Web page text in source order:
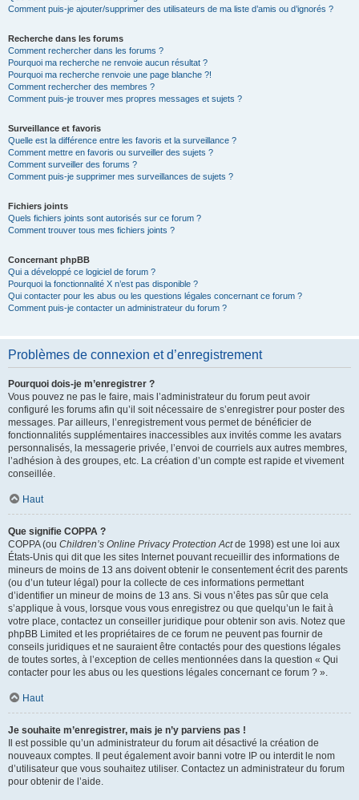
Comment puis-je ajouter/supprimer des utilisateurs de ma liste d’amis ou d’ignorés ?
Recherche dans les forums
Comment rechercher dans les forums ?
Pourquoi ma recherche ne renvoie aucun résultat ?
Pourquoi ma recherche renvoie une page blanche ?!
Comment rechercher des membres ?
Comment puis-je trouver mes propres messages et sujets ?
Surveillance et favoris
Quelle est la différence entre les favoris et la surveillance ?
Comment mettre en favoris ou surveiller des sujets ?
Comment surveiller des forums ?
Comment puis-je supprimer mes surveillances de sujets ?
Fichiers joints
Quels fichiers joints sont autorisés sur ce forum ?
Comment trouver tous mes fichiers joints ?
Concernant phpBB
Qui a développé ce logiciel de forum ?
Pourquoi la fonctionnalité X n’est pas disponible ?
Qui contacter pour les abus ou les questions légales concernant ce forum ?
Comment puis-je contacter un administrateur du forum ?
Problèmes de connexion et d’enregistrement
Pourquoi dois-je m’enregistrer ?
Vous pouvez ne pas le faire, mais l’administrateur du forum peut avoir
configuré les forums afin qu’il soit nécessaire de s’enregistrer pour poster des
messages. Par ailleurs, l’enregistrement vous permet de bénéficier de
fonctionnalités supplémentaires inaccessibles aux invités comme les avatars
personnalisés, la messagerie privée, l’envoi de courriels aux autres membres,
l’adhésion à des groupes, etc. La création d’un compte est rapide et vivement
conseillée.
Haut
Que signifie COPPA ?
COPPA (ou Children’s Online Privacy Protection Actde 1998) est une loi aux
États-Unis qui dit que les sites Internet pouvant recueillir des informations de
mineurs de moins de 13 ans doivent obtenir le consentement écrit des parents
(ou d’un tuteur légal) pour la collecte de ces informations permettant
d’identifier un mineur de moins de 13 ans. Si vous n’êtes pas sûr que cela
s’applique à vous, lorsque vous vous enregistrez ou que quelqu’un le fait à
votre place, contactez un conseiller juridique pour obtenir son avis. Notez que
phpBB Limited et les propriétaires de ce forum ne peuvent pas fournir de
conseils juridiques et ne sauraient être contactés pour des questions légales
de toutes sortes, à l’exception de celles mentionnées dans la question « Qui
contacter pour les abus ou les questions légales concernant ce forum ? ».
Haut
Je souhaite m’enregistrer, mais je n’y parviens pas !
Il est possible qu’un administrateur du forum ait désactivé la création de
nouveaux comptes. Il peut également avoir banni votre IP ou interdit le nom
d’utilisateur que vous souhaitez utiliser. Contactez un administrateur du forum
pour obtenir de l’aide.